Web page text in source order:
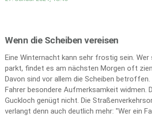
Wenn die Scheiben vereisen
Eine Winternacht kann sehr frostig sein. Wer
parkt, findet es am nächsten Morgen oft
Davon sind vor allem die Scheiben
Fahrer besondere Aufmerksamkeit widmen.
Guckloch genügt nicht. Die
verlangt denn auch deutlich mehr: "Wer ein